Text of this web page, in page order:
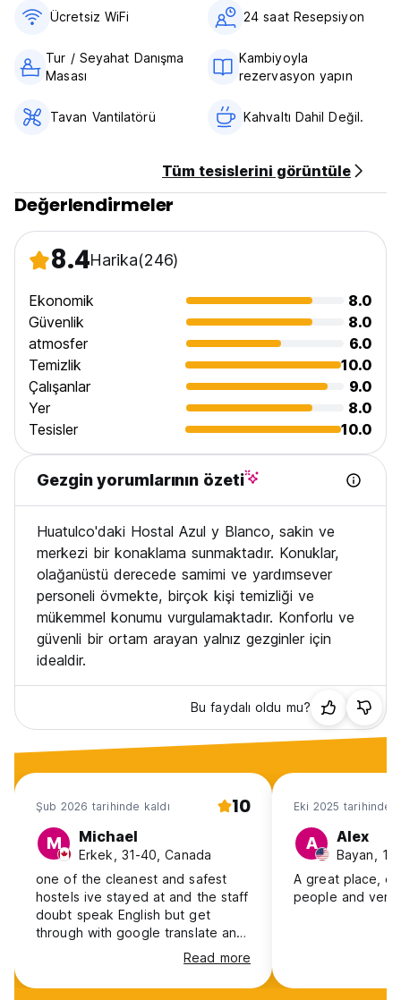
Genel:
Sokağa çıkma yasağı yok. (Auto-translated from original
Ücretsiz WiFi 24 saat Resepsiyon
Tur / Seyahat Danışma
Masası
Kambiyoyla
rezervasyon yapın
Tavan Vantilatörü Kahvaltı Dahil Değil.
Tüm tesislerini görüntüle
Değerlendirmeler
8.4Harika(246)
Ekonomik
8.0
Güvenlik
8.0
atmosfer
6.0
Temizlik
10.0
Çalışanlar
9.0
Yer
8.0
Tesisler
10.0
Gezgin yorumlarının özeti
Huatulco'daki Hostal Azul y Blanco, sakin ve
merkezi bir konaklama sunmaktadır. Konuklar,
olağanüstü derecede samimi ve yardımsever
personeli övmekte, birçok kişi temizliği ve
mükemmel konumu vurgulamaktadır. Konforlu ve
güvenli bir ortam arayan yalnız gezginler için
idealdir.
Bu faydalı oldu mu?
Şub 2026 tarihinde kaldı 10
M Michael
Erkek, 31-40, Canada
one of the cleanest and safest
hostels ive stayed at and the staff
doubt speak English but get
through with google translate and
they are super kind a patient.
Maribel the "house manager" is
the best. I stayed in a private
Read more
Eki 2025 tarihinde
A Alex
Bayan,
A great place,
people and very